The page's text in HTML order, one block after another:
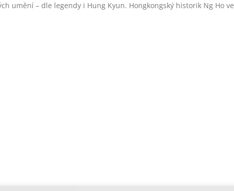
umění – dle legendy i Hung Kyun. Hongkongský historik Ng Ho ve